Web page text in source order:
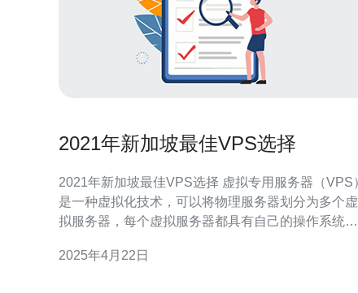
2021年新加坡最佳VPS选择
2021年新加坡最佳VPS选择 虚拟专用服务器（VPS）
是一种虚拟化技术，可以将物理服务器划分为多个虚
拟服务器，每个虚拟服务器都具有自己的操作系统和
VPS服务。本文将介绍2021年新加坡最佳VPS选择。
2025年4月22日